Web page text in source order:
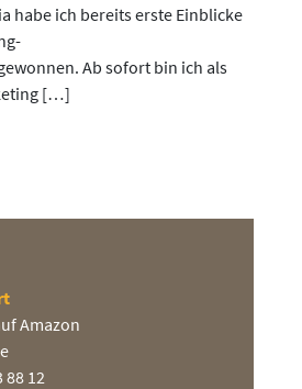
habe ich bereits erste Einblicke
Ab sofort bin ich als
[…]
Amazon
88 12